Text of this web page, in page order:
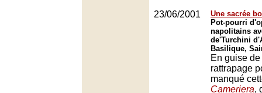
23/06/2001
Une sacrée
Pot-pourri
napolitains
de'Turchini
Basilique,
En guise
rattrapage
manqué
Cameriera,